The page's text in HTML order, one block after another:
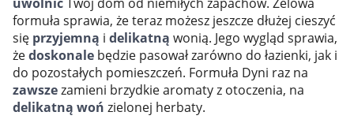
formuła sprawia, że teraz możesz jeszcze dłużej cieszyć
się przyjemną i delikatną wonią. ​Jego wygląd sprawia,
żedoskonale będzie pasował zarówno do łazienki, jak i
do pozostałych pomieszczeń. Formuła Dyni raz na
zawszezamieni brzydkie aromaty z otoczenia, na
delikatną woń zielonej herbaty.